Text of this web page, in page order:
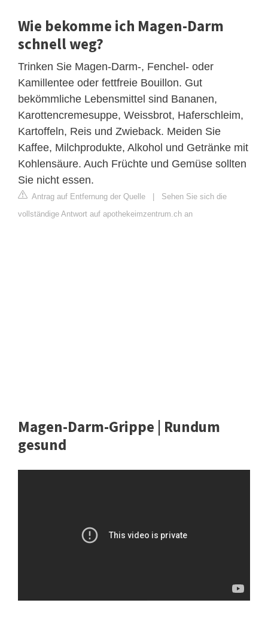
Wie bekomme ich Magen-Darm
schnell weg?
Trinken Sie Magen-Darm-, Fenchel- oder
Kamillentee oder fettfreie Bouillon. Gut
bekömmliche Lebensmittel sind Bananen,
Karottencremesuppe, Weissbrot, Haferschleim,
Kartoffeln, Reis und Zwieback. Meiden Sie
Kaffee, Milchprodukte, Alkohol und Getränke mit
Kohlensäure. Auch Früchte und Gemüse sollten
Sie nicht essen.
Antrag auf Entfernung der Quelle
Sehen Sie sich die
vollständige Antwort auf apothekeimzentrum.ch an
Magen-Darm-Grippe | Rundum
gesund